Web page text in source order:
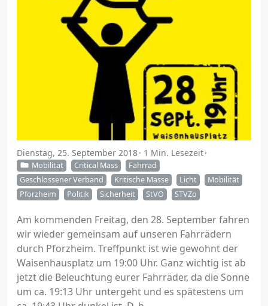
Dienstag, 25. September 2018 1 Min. Lesezeit
Mobilität Critical Mass
Fahrrad
Geschlossener Verband
Kritische Masse Licht
Mobilität
Pforzheim
Politik Sicherheit StVO STVZo
Am kommenden Freitag, den 28. September fahren
wir wieder gemeinsam auf unseren Fahrrädern
durch Pforzheim. Treffpunkt ist wie gewohnt der
Waisenhausplatz um 19:00 Uhr. Ganz wichtig ist ab
jetzt die Beleuchtung eurer Fahrräder, da die Sonne
um ca. 19:13 Uhr untergeht und es spätestens um